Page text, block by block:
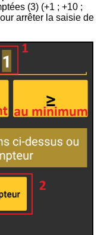
(3) (+1 ; +10 ;
arrêter la saisie de